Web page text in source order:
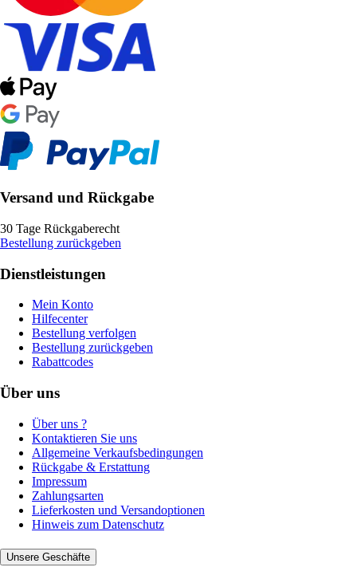
Versand und Rückgabe
30 Tage Rückgaberecht
Bestellung zurückgeben
Dienstleistungen
Mein Konto
Hilfecenter
Bestellung verfolgen
Bestellung zurückgeben
Rabattcodes
Über uns
Über uns ?
Kontaktieren Sie uns
Allgemeine Verkaufsbedingungen
Rückgabe & Erstattung
Impressum
Zahlungsarten
Lieferkosten und Versandoptionen
Hinweis zum Datenschutz
Unsere Geschäfte